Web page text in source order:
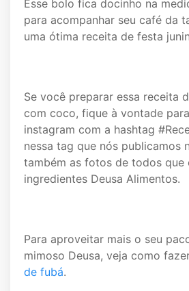
Esse bolo fica docinho na
para acompanhar seu café da
uma ótima receita de festa
Se você preparar essa receita
com coco, fique à vontade
instagram com a hashtag
nessa tag que nós publicamos
também as fotos de todos que
ingredientes Deusa Alimentos.
Para aproveitar mais o seu
mimoso Deusa, veja como
de fubá.